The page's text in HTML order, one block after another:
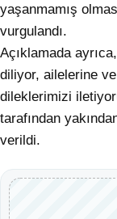
yaşanmamış
vurgulandı.
Açıklamada
diliyor, ailelerine
dileklerimizi
tarafından
verildi.